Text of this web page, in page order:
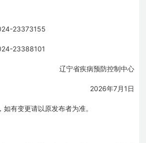
23373155
23388101
辽宁省疾病预防控制中心
2026年7月 1 日
如有变更请以原发布者为准。